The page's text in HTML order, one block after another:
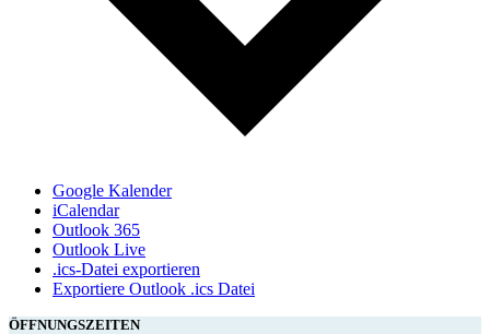
Google Kalender
iCalendar
Outlook 365
Outlook Live
.ics-Datei exportieren
Exportiere Outlook .ics Datei
ÖFFNUNGSZEITEN